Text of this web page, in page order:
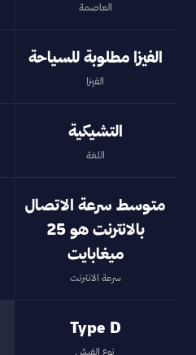
العاصمة
الفيزا مطلوبة للسياحة
الفيزا
التشيكية
اللغة
متوسط سرعة الاتصال
بالانترنت هو 25
ميغابايت
سرعة الانترنت
Type D
نوع الفيش